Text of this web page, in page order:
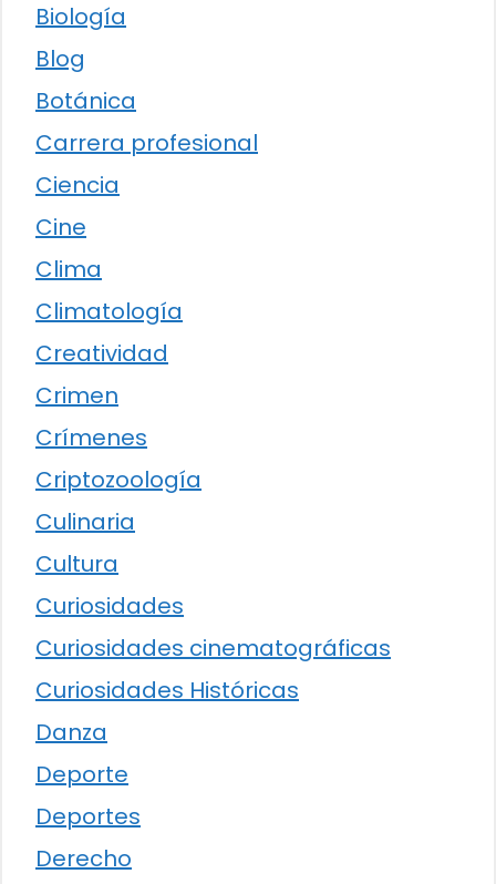
Biología
Blog
Botánica
Carrera profesional
Ciencia
Cine
Clima
Climatología
Creatividad
Crimen
Crímenes
Criptozoología
Culinaria
Cultura
Curiosidades
Curiosidades cinematográficas
Curiosidades Históricas
Danza
Deporte
Deportes
Derecho